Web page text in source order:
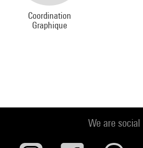
Coordination
Graphique
We are social